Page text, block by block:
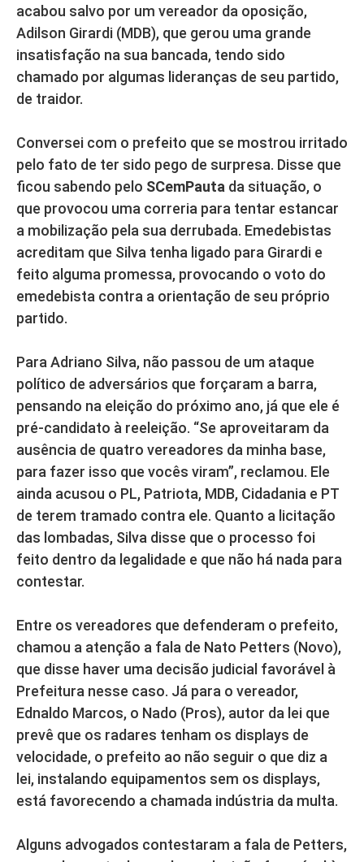
acabou salvo por um vereador da oposição,
Adilson Girardi (MDB), que gerou uma grande
insatisfação na sua bancada, tendo sido
chamado por algumas lideranças de seu partido,
de traidor.
Conversei com o prefeito que se mostrou irritado
pelo fato de ter sido pego de surpresa. Disse que
ficou sabendo pelo SCemPauta da situação, o
que provocou uma correria para tentar estancar
a mobilização pela sua derrubada. Emedebistas
acreditam que Silva tenha ligado para Girardi e
feito alguma promessa, provocando o voto do
emedebista contra a orientação de seu próprio
partido.
Para Adriano Silva, não passou de um ataque
político de adversários que forçaram a barra,
pensando na eleição do próximo ano, já que ele é
pré-candidato à reeleição. “Se aproveitaram da
ausência de quatro vereadores da minha base,
para fazer isso que vocês viram”, reclamou. Ele
ainda acusou o PL, Patriota, MDB, Cidadania e PT
de terem tramado contra ele. Quanto a licitação
das lombadas, Silva disse que o processo foi
feito dentro da legalidade e que não há nada para
contestar.
Entre os vereadores que defenderam o prefeito,
chamou a atenção a fala de Nato Petters (Novo),
que disse haver uma decisão judicial favorável à
Prefeitura nesse caso. Já para o vereador,
Ednaldo Marcos, o Nado (Pros), autor da lei que
prevê que os radares tenham os displays de
velocidade, o prefeito ao não seguir o que diz a
lei, instalando equipamentos sem os displays,
está favorecendo a chamada indústria da multa.
Alguns advogados contestaram a fala de Petters,